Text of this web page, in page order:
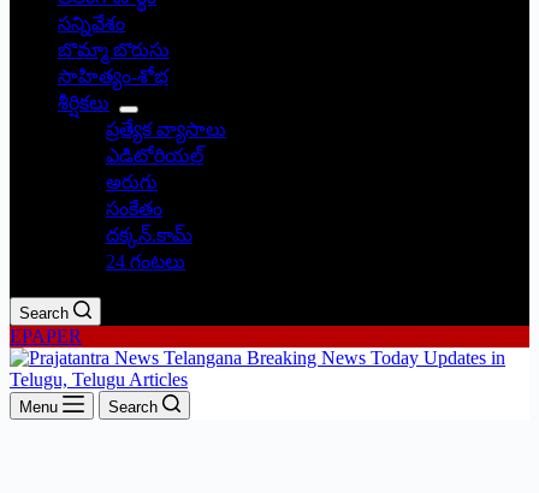
సన్నివేశం
బొమ్మా బొరుసు
సాహిత్యం-శోభ
శీర్షికలు
ప్రత్యేక వ్యాసాలు
ఎడిటోరియల్
అరుగు
సంకేతం
దక్కన్.కామ్
24 గంటలు
Search
EPAPER
Menu Search